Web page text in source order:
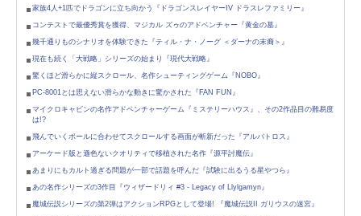
家族4人+1匹でドラゴンに立ち向かう『ドラゴンスレイヤーIV ドラスレファミリー』
コンテストで最優秀賞を獲得、マジカル ズゥのアドベンチャー『黄金の墓』
幾千通りものシナリオを体験できた『ティル・ナ・ノーグ ＜ダーナの末裔＞』
現在も続く「大戦略」シリーズの始まり『現代大戦略』
驚くほど滑らかに縦スクロール、名作シューティングゲーム『NOBO』
PC-8001とは思えない滑らかな動きに驚かされた『FAN FUN』
マイクロキャビンの名作アドベンチャーゲーム『ミステリーハウス』、その2作品目の難易度
は!?
飛んでいくボールに合わせてスクロールする画面が斬新だった『アルバトロス』
アーケード版と遜色ないクオリティで移植された名作『源平討魔伝』
あまりにもカルト過ぎる問題が一部で話題を呼んだ『試験に出るうる星やつら』
あの名作シリーズの3作目『ウィザードリィ #3 - Legacy of Llylgamyn』
魔城伝説シリーズの第2弾はアクションRPGとして登場! 『魔城伝説II ガリウスの迷宮』